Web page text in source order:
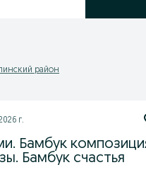
район
г.
Бамбук
Бамбук счастья